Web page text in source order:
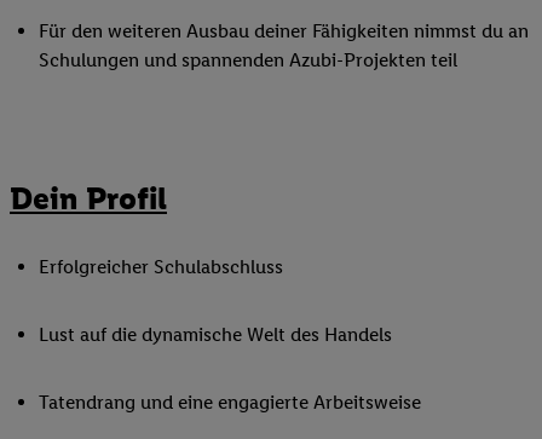
Für den weiteren Ausbau deiner Fähigkeiten nimmst du an
Schulungen und spannenden Azubi-Projekten teil
Dein Profil
Erfolgreicher Schulabschluss
Lust auf die dynamische Welt des Handels
Tatendrang und eine engagierte Arbeitsweise